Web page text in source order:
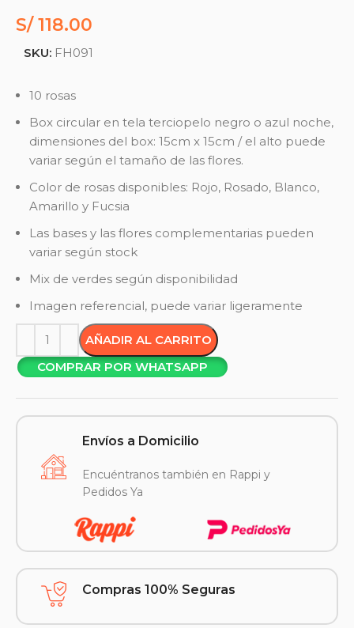
S/118.00
SKU: FH091
10 rosas
Box circular en tela terciopelo negro o azul noche,
dimensiones del box: 15cm x 15cm / el alto puede
variar según el tamaño de las flores.
Color de rosas disponibles: Rojo, Rosado, Blanco,
Amarillo y Fucsia
Las bases y las flores complementarias pueden
variar según stock
Mix de verdes según disponibilidad
Imagen referencial, puede variar ligeramente
AÑADIR AL CARRITO
COMPRAR POR WHATSAPP
Envíos a Domicilio
Encuéntranos también en Rappi y
Pedidos Ya
Compras 100% Seguras